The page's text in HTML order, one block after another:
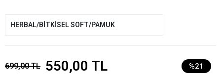
HERBAL/BİTKİSEL SOFT/PAMUK
699,00 TL 550,00 TL %21